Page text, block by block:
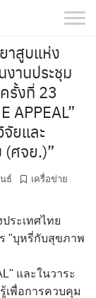
าสูบแห่ง
งานประชุม
รั้งที่ 23
APPEAL”
ยและ
(ศจย.)”
ธ์
เครื่อข่าย
ระเทศไทย
"บุหรี่กับสุขภาพ
และในวาระ
เพื่อการควบคุม